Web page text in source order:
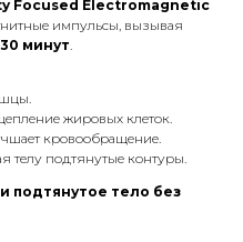
Focused Electromagnetic
импульсы, вызывая
минут.
жировых клеток.
кровообращение.
телу подтянутые контуры.
подтянутое тело без